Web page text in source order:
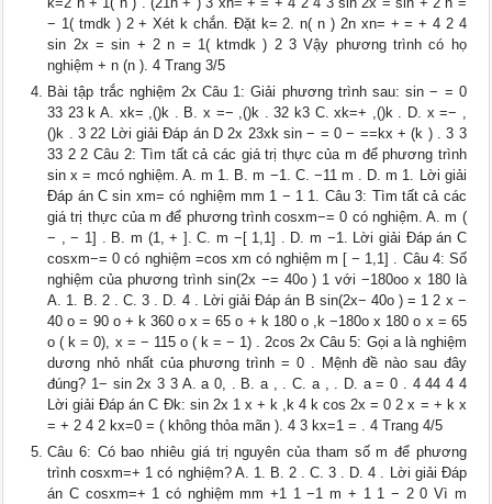
− 1( tmdk ) 2 + Xét k chắn. Đặt k= 2. n( n ) 2n xn= + = + 4 2 4
sin 2x = sin + 2 n = 1( ktmdk ) 2 3 Vậy phương trình có họ
nghiệm + n (n ). 4 Trang 3/5
Bài tập trắc nghiệm 2x Câu 1: Giải phương trình sau: sin − = 0
33 23 k A. xk= ,()k . B. x =− ,()k . 32 k3 C. xk=+ ,()k . D. x =− ,
()k . 3 22 Lời giải Đáp án D 2x 23xk sin − = 0 − ==kx + (k ) . 3 3
33 2 2 Câu 2: Tìm tất cả các giá trị thực của m để phương trình
sin x = mcó nghiệm. A. m 1. B. m −1. C. −11 m . D. m 1. Lời giải
Đáp án C sin xm= có nghiệm mm 1 − 1 1. Câu 3: Tìm tất cả các
giá trị thực của m để phương trình cosxm−= 0 có nghiệm. A. m (
− , − 1] . B. m (1, + ]. C. m −[ 1,1] . D. m −1. Lời giải Đáp án C
cosxm−= 0 có nghiệm =cos xm có nghiệm m [ − 1,1] . Câu 4: Số
nghiệm của phương trình sin(2x −= 40o ) 1 với −180oo x 180 là
A. 1. B. 2 . C. 3 . D. 4 . Lời giải Đáp án B sin(2x− 40o ) = 1 2 x −
40 o = 90 o + k 360 o x = 65 o + k 180 o ,k −180o x 180 o x = 65
o ( k = 0), x = − 115 o ( k = − 1) . 2cos 2x Câu 5: Gọi a là nghiệm
dương nhỏ nhất của phương trình = 0 . Mệnh đề nào sau đây
đúng? 1− sin 2x 3 3 A. a 0, . B. a , . C. a , . D. a = 0 . 4 44 4 4
Lời giải Đáp án C Đk: sin 2x 1 x + k ,k 4 k cos 2x = 0 2 x = + k x
= + 2 4 2 kx=0 = ( không thỏa mãn ). 4 3 kx=1 = . 4 Trang 4/5
Câu 6: Có bao nhiêu giá trị nguyên của tham số m để phương
trình cosxm=+ 1 có nghiệm? A. 1. B. 2 . C. 3 . D. 4 . Lời giải Đáp
án C cosxm=+ 1 có nghiệm mm +1 1 −1 m + 1 1 − 2 0 Vì m